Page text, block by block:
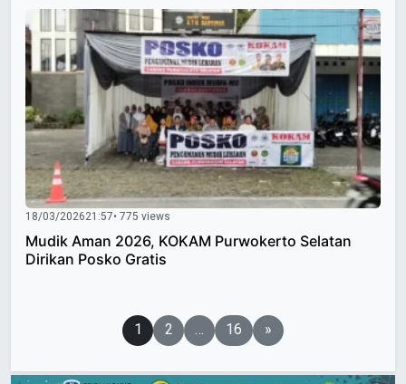
18/03/202621:57• 775 views
Mudik Aman 2026, KOKAM Purwokerto Selatan
Dirikan Posko Gratis
1 2 … 16 »